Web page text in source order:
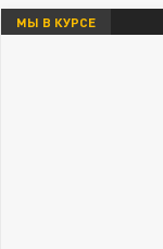
МЫ В КУРСЕ